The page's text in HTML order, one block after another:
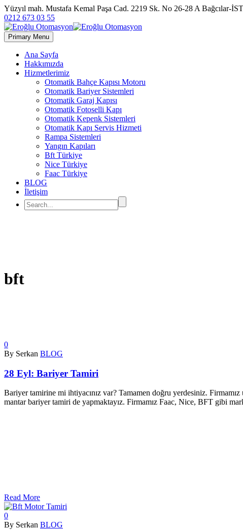
Yüzyıl mah. Mustafa Kemal Paşa Cad. 2219 Sk. No 26-28 A Bağcılar-
0212 673 03 55
Primary Menu
Ana Sayfa
Hakkımızda
Hizmetlerimiz
Otomatik Bahçe Kapısı Motoru
Otomatik Bariyer Sistemleri
Otomatik Garaj Kapısı
Otomatik Fotoselli Kapı
Otomatik Kepenk Sistemleri
Otomatik Kapı Servis Hizmeti
Rampa Sistemleri
Yangın Kapıları
Bft Türkiye
Nice Türkiye
Faac Türkiye
BLOG
İletişim
bft
0
By Serkan BLOG
28 Eyl: Bariyer Tamiri
Bariyer tamirine mi ihtiyacınız var? Tamamen doğru yerdesiniz.
mantar bariyer tamiri de yapmaktayız. Firmamız Faac, Nice, BFT gibi
Read More
0
By Serkan BLOG